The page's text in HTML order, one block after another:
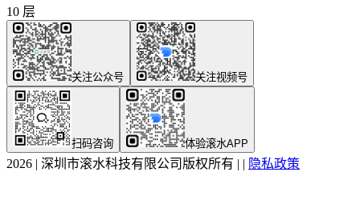
10 层
关注公众号 关注视频号
扫码咨询 体验滚水APP
2026 | 深圳市滚水科技有限公司版权所有 | | 隐私政策